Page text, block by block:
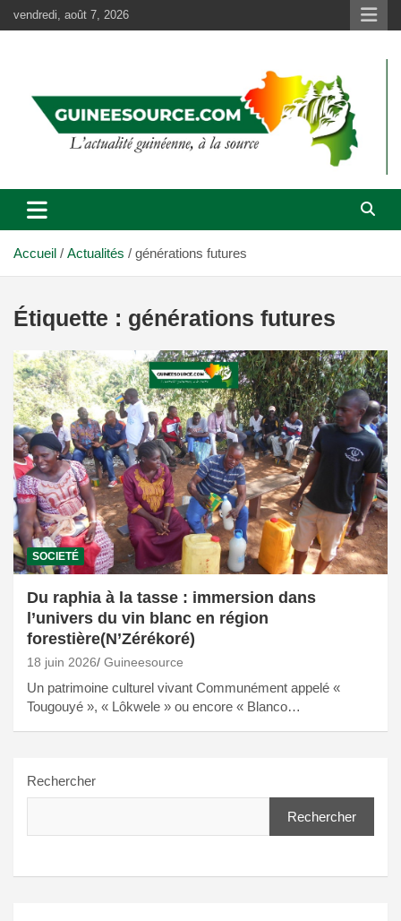
au
vendredi, août 7, 2026
Accueil Actualités générations futures
Étiquette : générations futures
SOCIETÉ
Du raphia à la tasse : immersion dans
l’univers du vin blanc en région
forestière(N’Zérékoré)
18 juin 2026 Guineesource
Un patrimoine culturel vivant Communément appelé «
Tougouyé », « Lôkwele » ou encore « Blanco…
Rechercher
Rechercher